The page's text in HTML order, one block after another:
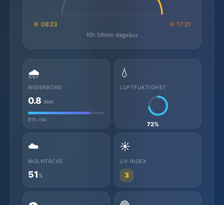
☼ 06:23 ☼ 17:21
10h 58min dagsljus
🌧️
NEDERBÖRD
0.8 mm
81% risk
💧
LUFTFUKTIGHET
72%
☁️
MOLNTÄCKE
51 %
☀️
UV-INDEX
3